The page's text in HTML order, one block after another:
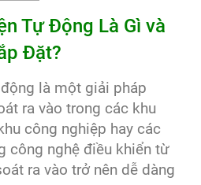
Tự Động Là Gì và
Đặt?
là một giải pháp
ra vào trong các khu
công nghiệp hay các
công nghệ điều khiển từ
ra vào trở nên dễ dàng